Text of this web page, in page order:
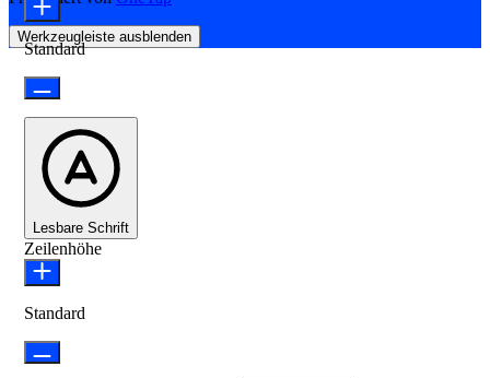
Werkzeugleiste ausblenden
Standard
Lesbare Schrift
Zeilenhöhe
Standard